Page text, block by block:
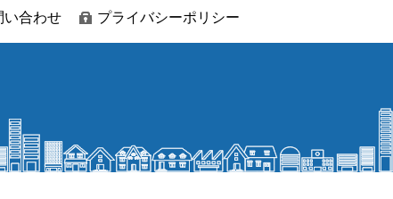
い合わせ プライバシーポリシー